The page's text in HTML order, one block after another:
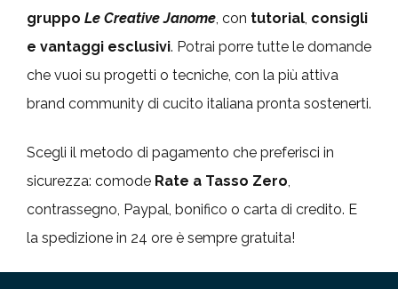
gruppo Le Creative Janome, con tutorial, consigli
e vantaggi esclusivi. Potrai porre tutte le domande
che vuoi su progetti o tecniche, con la più attiva
brand community di cucito italiana pronta sostenerti.
Scegli il metodo di pagamento che preferisci in
sicurezza: comode Rate a Tasso Zero
contrassegno, Paypal, bonifico o carta di credito. E
la spedizione in 24 ore è sempre gratuita!